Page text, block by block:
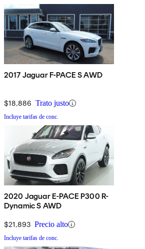
2017 Jaguar F-PACE S AWD
$18,886 Trato justo
Incluye tarifas de conc.
2020 Jaguar E-PACE P300 R-
Dynamic S AWD
$21,893 Precio alto
Incluye tarifas de conc.